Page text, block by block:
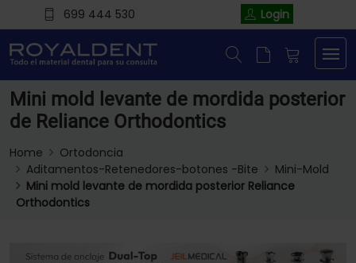
699 444 530 Login
Mini mold levante de mordida posterior
de Reliance Orthodontics
Home
Ortodoncia
Aditamentos-Retenedores-botones -Bite
Mini-Mold
Mini mold levante de mordida posterior Reliance
Orthodontics